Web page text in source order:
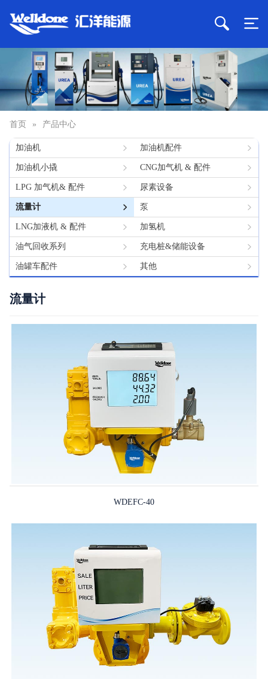
首页 » 产品中心
加油机 加油机配件
加油机小撬 CNG加气机 & 配件
LPG 加气机& 配件 尿素设备
流量计 泵
LNG加液机 & 配件 加氢机
油气回收系列 充电桩&储能设备
油罐车配件 其他
流量计
WDEFC-40